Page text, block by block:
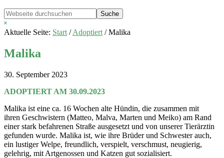
Webseite
durchsuchen
Hide
Search
Aktuelle Seite: Start / Adoptiert /Malika
Malika
30. September 2023
ADOPTIERT AM 30.09.2023
Malika ist eine ca. 16 Wochen alte Hündin, die zusammen mit
ihren Geschwistern (Matteo, Malva, Marten und Meiko) am Rand
einer stark befahrenen Straße ausgesetzt und von unserer Tierärztin
gefunden wurde. Malika ist, wie ihre Brüder und Schwester auch,
ein lustiger Welpe, freundlich, verspielt, verschmust, neugierig,
gelehrig, mit Artgenossen und Katzen gut sozialisiert.